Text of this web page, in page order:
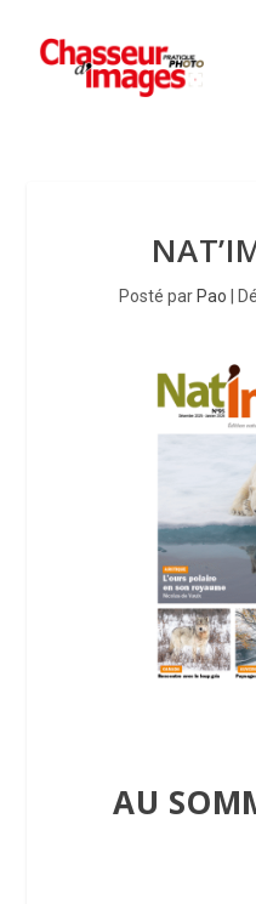
Posté par Pao
AU